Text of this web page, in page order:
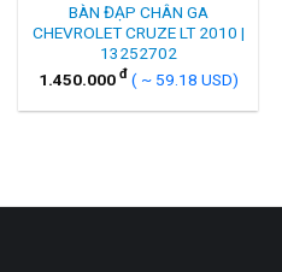
BÀN ĐẠP CHÂN GA
CHEVROLET CRUZE LT 2010 |
13252702
1.450.000 đ ( ~ 59.18 USD)